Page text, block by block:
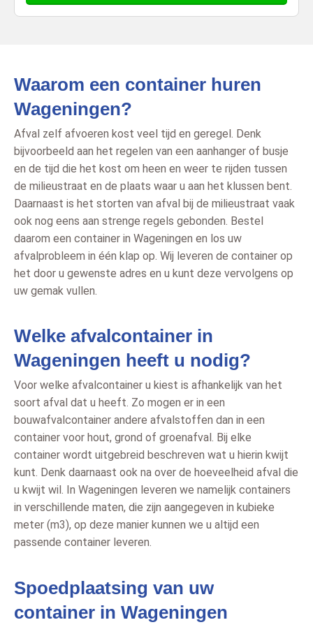
Waarom een container huren
Wageningen?
Afval zelf afvoeren kost veel tijd en geregel. Denk
bijvoorbeeld aan het regelen van een aanhanger of busje
en de tijd die het kost om heen en weer te rijden tussen
de milieustraat en de plaats waar u aan het klussen bent.
Daarnaast is het storten van afval bij de milieustraat vaak
ook nog eens aan strenge regels gebonden. Bestel
daarom een container in Wageningen en los uw
afvalprobleem in één klap op. Wij leveren de container op
het door u gewenste adres en u kunt deze vervolgens op
uw gemak vullen.
Welke afvalcontainer in
Wageningen heeft u nodig?
Voor welke afvalcontainer u kiest is afhankelijk van het
soort afval dat u heeft. Zo mogen er in een
bouwafvalcontainer andere afvalstoffen dan in een
container voor hout, grond of groenafval. Bij elke
container wordt uitgebreid beschreven wat u hierin kwijt
kunt. Denk daarnaast ook na over de hoeveelheid afval die
u kwijt wil. In Wageningen leveren we namelijk containers
in verschillende maten, die zijn aangegeven in kubieke
meter (m3), op deze manier kunnen we u altijd een
passende container leveren.
Spoedplaatsing van uw
container in Wageningen